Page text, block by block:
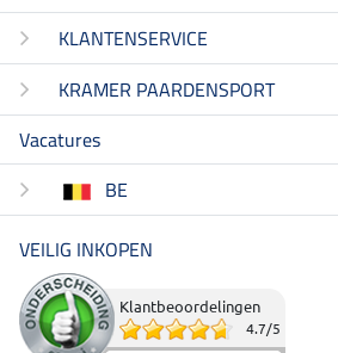
KLANTENSERVICE
KRAMER PAARDENSPORT
Vacatures
BE
VEILIG INKOPEN
Klantbeoordelingen
4.7/5